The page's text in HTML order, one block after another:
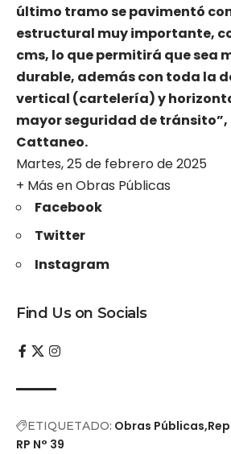
último tramo se pavimentó
estructural muy importante,
cms, lo que permitirá que sea
durable, además con toda la
vertical (cartelería) y
mayor seguridad de tránsito”,
Cattaneo.
Martes, 25 de febrero de 2025
+ Más enObras Públicas
Facebook
Twitter
Instagram
Find Us on Socials
ETIQUETADO: Obras Públicas
RP N° 39